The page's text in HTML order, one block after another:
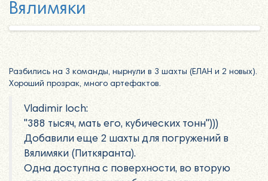
Вялимяки
Разбились на 3 команды, нырнули в 3 шахты (ЕЛАН и 2 новых).
Хороший прозрак, много артефактов.
Vladimir Ioch:
"388 тысяч, мать его, кубических тонн")))
Добавили еще 2 шахты для погружений в
Вялимяки (Питкяранта).
Одна доступна с поверхности, во вторую